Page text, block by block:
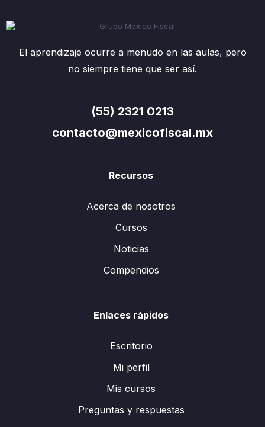
El aprendizaje ocurre a menudo en las aulas, pero
no siempre tiene que ser así.
(55) 2321 0213
contacto@mexicofiscal.mx
Recursos
Acerca de nosotros
Cursos
Noticias
Compendios
Enlaces rápidos
Escritorio
Mi perfil
Mis cursos
Preguntas y respuestas